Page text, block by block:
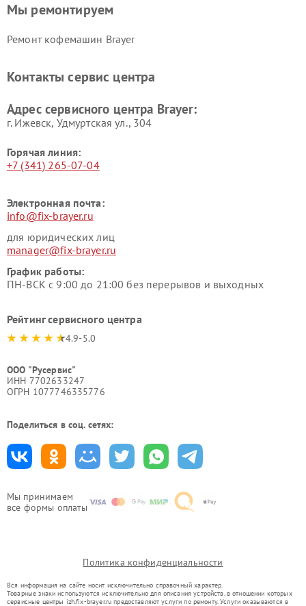
Мы принимаем
все формы оплаты
Мы ремонтируем
Ремонт кофемашин Brayer
Контакты сервис центра
Адрес сервисного центра Brayer:
г. Ижевск, Удмуртская ул., 304
Горячая линия:
+7 (341) 265-07-04
Электронная почта:
info@fix-brayer.ru
для юридических лиц
manager@fix-brayer.ru
График работы:
ПН-ВСК с 9:00 до 21:00 без перерывов и выходных
Рейтинг сервисного центра
4.9-5.0
ООО "Русервис"
ИНН 7702633247
ОГРН 1077746335776
Поделиться в соц. сетях:
Политика конфиденциальности
Вся информация на сайте носит исключительно справочный характер.
Товарные знаки используются исключительно для описания устройств, в отношении которых
сервисные центры izh.fix-brayer.ru предоставляют услуги по ремонту. Услуги оказываются в